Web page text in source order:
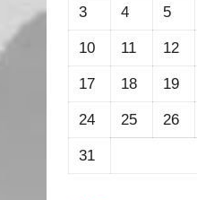
3 4 5
10 11 12
17 18 19
24 25 26
31